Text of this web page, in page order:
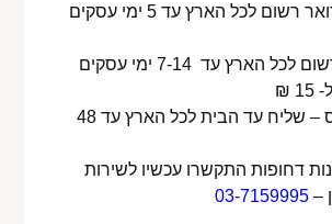
משלוח חינם בדואר רשום לכל הארץ עד 5 ימי עסקים
משלוח בדואר רשום לכל הארץ עד 7-14 ימי עסקים
₪
משלוח אקספרס – שליח עד הבית לכל הארץ עד 48
דחופות התקשרו עכשיו לשירות
–
03-7159995